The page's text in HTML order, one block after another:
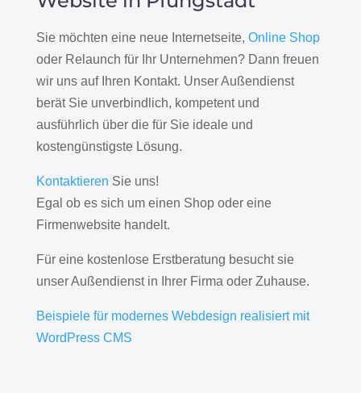
Sie möchten eine neue Internetseite, Online Shop
oder Relaunch für Ihr Unternehmen? Dann freuen
wir uns auf Ihren Kontakt. Unser Außendienst
berät Sie unverbindlich, kompetent und
ausführlich über die für Sie ideale und
kostengünstigste Lösung.
Kontaktieren Sie uns!
Egal ob es sich um einen Shop oder eine
Firmenwebsite handelt.
Für eine kostenlose Erstberatung besucht sie
unser Außendienst in Ihrer Firma oder Zuhause.
Beispiele für modernes Webdesign realisiert mit
WordPress CMS